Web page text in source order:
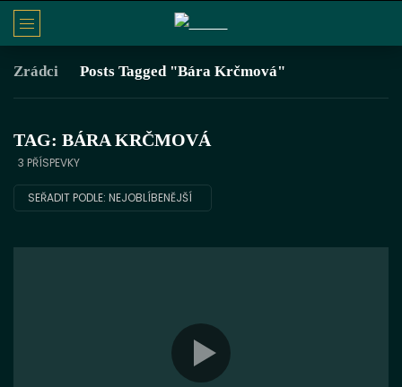
Zrádci Posts Tagged "Bára Krčmová"
TAG: BÁRA KRČMOVÁ
3 PŘÍSPEVKY
SEŘADIT PODLE: NEJOBLÍBENĚJŠÍ